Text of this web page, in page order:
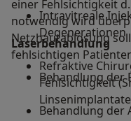
einer Fehlsichtigkeit
notwendig wird
Netzhautablösung
fehlsichtigen
Intravitreale
Degenerationen
Refraktive
Fehlsichtigkeit
Laserbehandlung
Behandlung der
Behandlung der